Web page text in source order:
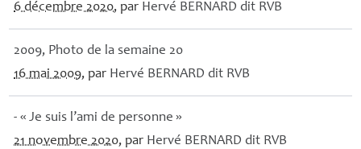
6 décembre 2020, par Hervé BERNARD dit RVB
2009, Photo de la semaine 20
16 mai 2009, par Hervé BERNARD dit RVB
- « Je suis l’ami de personne »
21 novembre 2020, par Hervé BERNARD dit RVB